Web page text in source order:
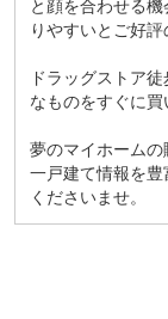
と顔を合わせる
りやすいとご好
ドラッグストア
なものをすぐに
夢のマイホームの
一戸建て情報を
くださいませ。